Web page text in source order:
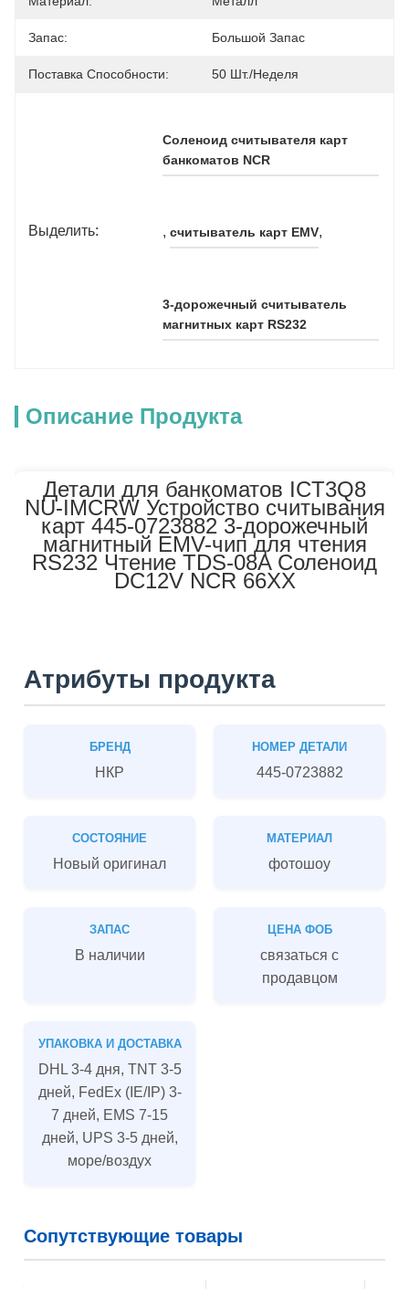
Запас: Большой Запас
Поставка Способности: 50 Шт./неделя
Выделить:
Соленоид считывателя карт
банкоматов NCR
, считыватель карт EMV,
3-дорожечный считыватель
магнитных карт RS232
Описание Продукта
Детали для банкоматов ICT3Q8
NU-IMCRW Устройство считывания
карт 445-0723882 3-дорожечный
магнитный EMV-чип для чтения
RS232 Чтение TDS-08A Соленоид
DC12V NCR 66XX
Атрибуты продукта
БРЕНД
НКР
НОМЕР ДЕТАЛИ
445-0723882
СОСТОЯНИЕ
Новый оригинал
МАТЕРИАЛ
фотошоу
ЗАПАС
В наличии
ЦЕНА ФОБ
связаться с
продавцом
УПАКОВКА И ДОСТАВКА
DHL 3-4 дня, TNT 3-5
дней, FedEx (IE/IP) 3-
7 дней, EMS 7-15
дней, UPS 3-5 дней,
море/воздух
Сопутствующие товары